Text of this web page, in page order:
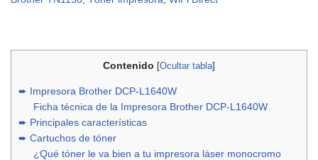
Contenido [Ocultar tabla]
➨ Impresora Brother DCP-L1640W
Ficha técnica de la Impresora Brother DCP-L1640W
➨ Principales características
➨ Cartuchos de tóner
¿Qué tóner le va bien a tu impresora láser monocromo